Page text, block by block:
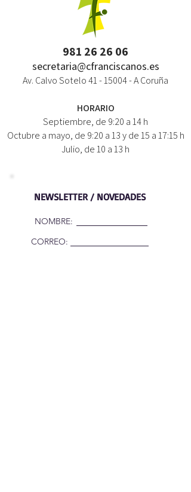
981 26 26 06
secretaria@cfranciscanos.es
Av. Calvo Sotelo41 - 15004- A Coruña
HORARIO
Septiembre, de 9:20 a 14 h
Octubre a mayo, de 9:20 a 13 y de 15 a 17:15 h
Julio, de 10 a 13 h
NOMBRE:
CORREO:
NEWSLETTER / NOVEDADES